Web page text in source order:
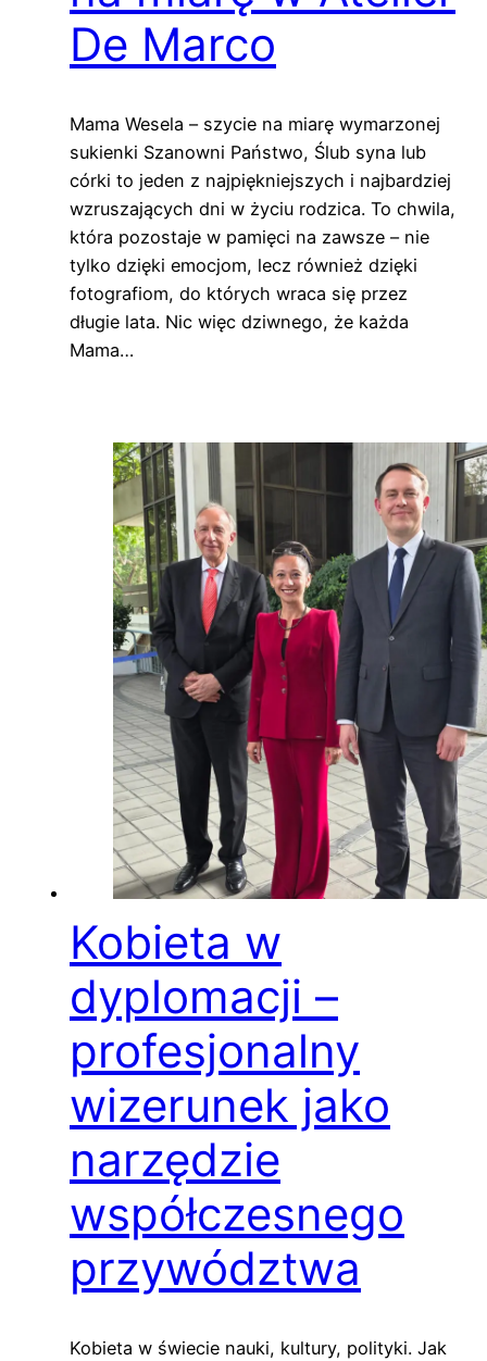
De Marco
Mama Wesela – szycie na miarę wymarzonej
sukienki Szanowni Państwo, Ślub syna lub
córki to jeden z najpiękniejszych i najbardziej
wzruszających dni w życiu rodzica. To chwila,
która pozostaje w pamięci na zawsze – nie
tylko dzięki emocjom, lecz również dzięki
fotografiom, do których wraca się przez
długie lata. Nic więc dziwnego, że każda
Mama…
Kobieta w
dyplomacji –
profesjonalny
wizerunek jako
narzędzie
współczesnego
przywództwa
Kobieta w świecie nauki, kultury, polityki. Jak